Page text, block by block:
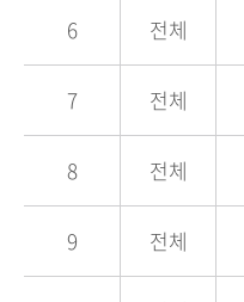
6 전체
7 전체
8 전체
9 전체